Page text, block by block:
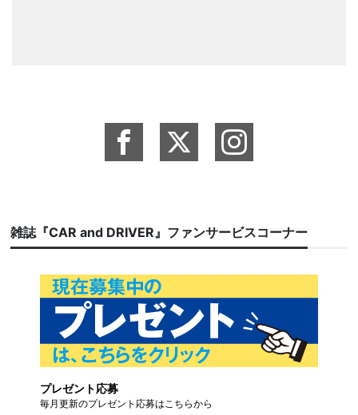
雑誌『CAR and DRIVER』ファンサービスコーナー
プレゼント応募
毎月更新のプレゼント応募はこちらから